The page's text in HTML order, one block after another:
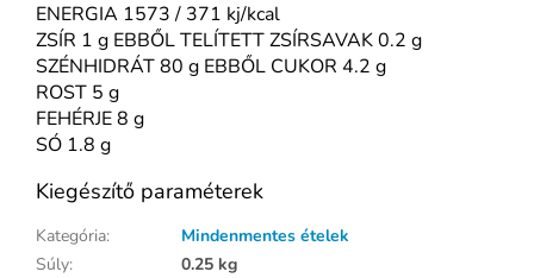
ENERGIA 1573 / 371 kj/kcal
ZSÍR 1 g EBBŐL TELÍTETT ZSÍRSAVAK 0.2 g
SZÉNHIDRÁT 80 g EBBŐL CUKOR 4.2 g
ROST 5 g
FEHÉRJE 8 g
SÓ 1.8 g
Kiegészítő paraméterek
Kategória:
Mindenmentes ételek
Súly:
0.25 kg